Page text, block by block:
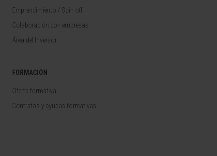
Emprendimiento / Spin off
Colaboración con empresas
Área del Inversor
FORMACIÓN
Oferta formativa
Contratos y ayudas formativas